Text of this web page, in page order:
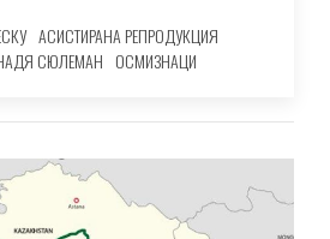
АСИСТИРАНА РЕПРОДУКЦИЯ
СЮЛЕМАН ОСМИЗНАЦИ